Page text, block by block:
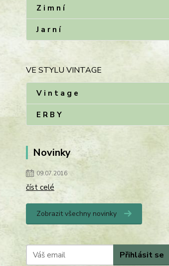
Z i m n í
J a r n í
VE STYLU VINTAGE
V i n t a g e
E R B Y
Novinky
09.07.2016
číst celé
Zobrazit všechny novinky
Přihlásit se